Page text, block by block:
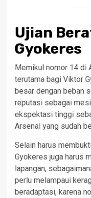
Ujian
Gyokeres
Memikul nomor 14 di
terutama bagi Viktor
besar dengan beban
reputasi sebagai
ekspektasi tinggi
Arsenal yang sudah
Selain harus
Gyokeres juga harus
lapangan,
perlu melampaui
beradaptasi, karena